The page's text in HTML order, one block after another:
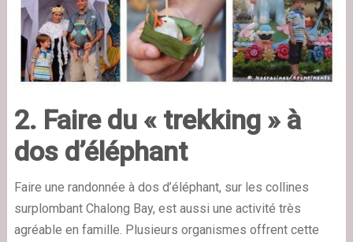
2. Faire du « trekking » à
dos d’éléphant
Faire une randonnée à dos d’éléphant, sur les collines
surplombant Chalong Bay, est aussi une activité très
agréable en famille. Plusieurs organismes offrent cette